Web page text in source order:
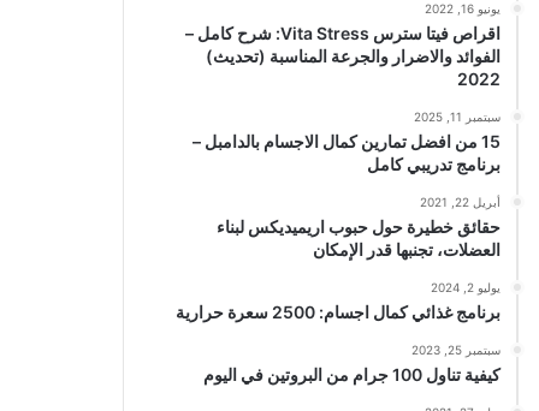
يونيو 16, 2022
اقراص فيتا سترس Vita Stress: شرح كامل –
الفوائد والاضرار والجرعة المناسبة (تحديث)
2022
سبتمبر 11, 2025
15 من افضل تمارين كمال الاجسام بالدامبل –
برنامج تدريبي كامل
أبريل 22, 2021
حقائق خطيرة حول حبوب اريميديكس لبناء
العضلات، تجنبها قدر الإمكان
يوليو 2, 2024
برنامج غذائي كمال اجسام: 2500 سعرة حرارية
سبتمبر 25, 2023
كيفية تناول 100 جرام من البروتين في اليوم